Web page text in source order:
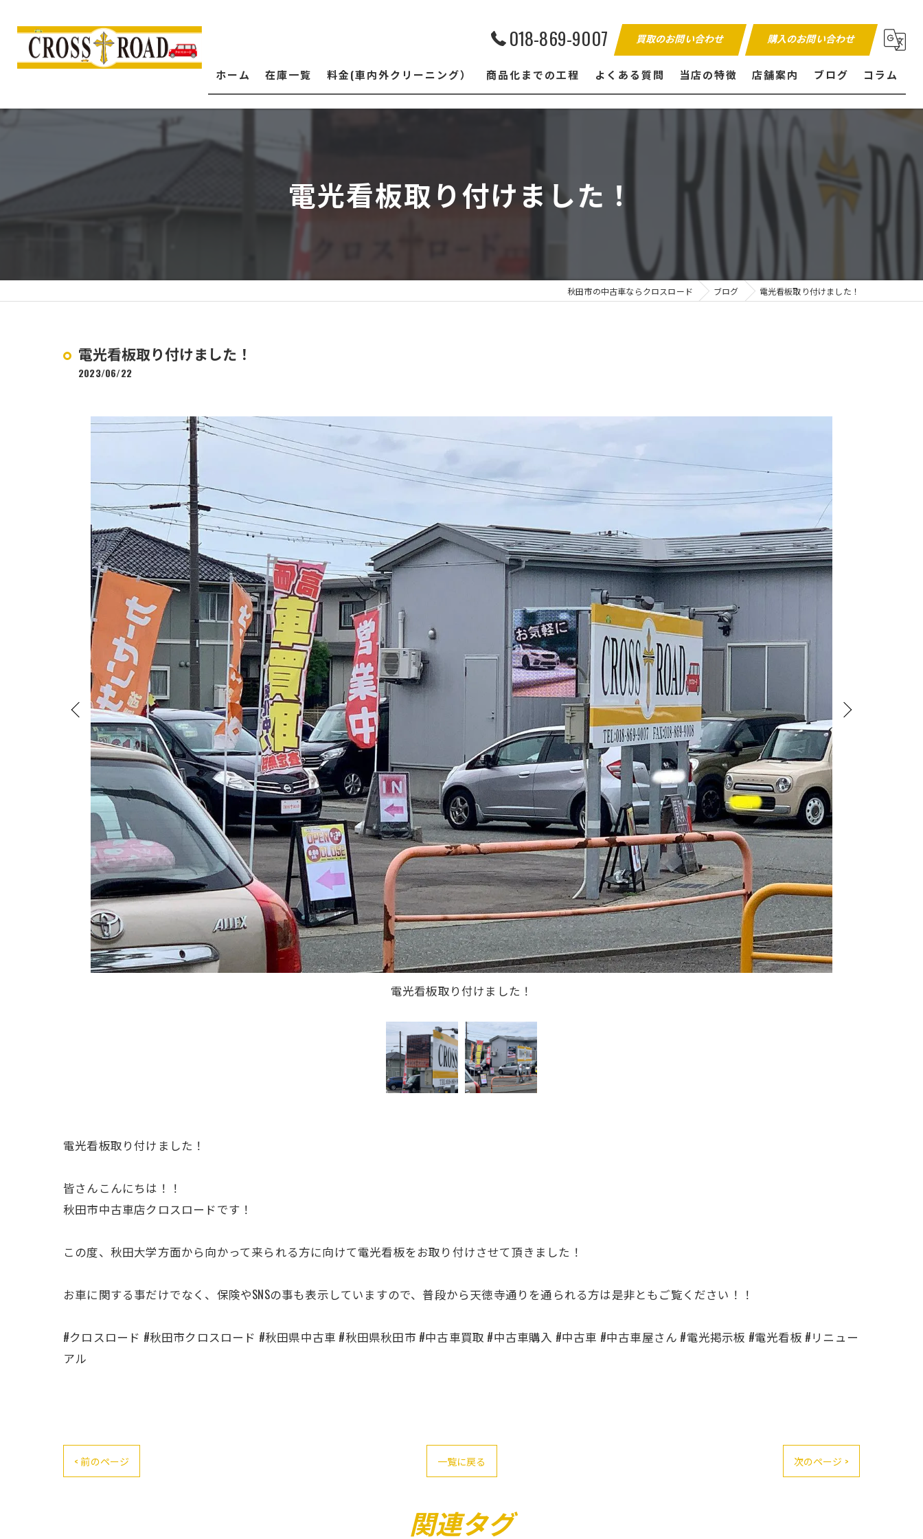
018-869-9007 買取のお問い合わせ 購入のお問い合わせ
ホーム 在庫一覧 料金(車内外クリーニング） 商品化までの工程 よくある質問 当店の特徴
内外装仕上げ
店舗案内 ブログ コラム
電光看板取り付けました！
秋田市の中古車ならクロスロード ブログ 電光看板取り付けました！
電光看板取り付けました！
2023/06/22
電光看板取り付けました！
電光看板取り付けました！
皆さんこんにちは！！
秋田市中古車店クロスロードです！
この度、秋田大学方面から向かって来られる方に向けて電光看板をお取り付けさせて頂きました！
お車に関する事だけでなく、保険やSNSの事も表示していますので、普段から天徳寺通りを通られる方は是非ともご覧ください！！
#クロスロード #秋田市クロスロード #秋田県中古車 #秋田県秋田市 #中古車買取 #中古車購入 #中古車 #中古車屋さん #電光掲示板 #電光看板 #リニュー
アル
< 前のページ 一覧に戻る 次のページ >
関連タグ